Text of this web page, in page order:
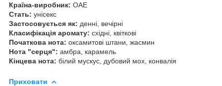
Країна-виробник: ОАЕ
Стать: унісекс
Застосовується як: денні, вечірні
Класифікація аромату: східні, квіткові
Початкова нота: оксамитові штани, жасмин
Нота "серця": амбра, карамель
Кінцева нота: білий мускус, дубовий мох, конвалія
Приховати